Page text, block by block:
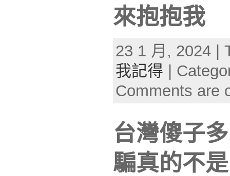
來抱抱我
23 1 月, 2024 |
我記得 |
Comments are
台灣傻子
騙真的不